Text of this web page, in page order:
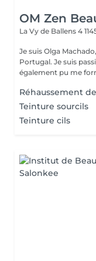
OM Zen
La Vy de Ballens 4
Je suis Olga
Portugal. Je suis
également pu me
Réhaussement
Teinture sourcils
Teinture cils